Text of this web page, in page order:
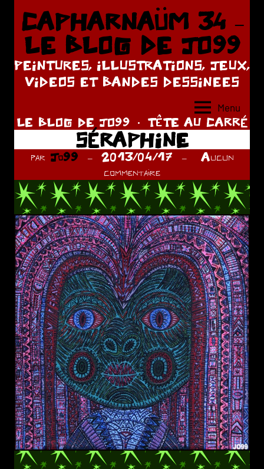
Aller
contenu
CAPHARNAÜM 34 –
LE BLOG DE JO99
PEINTURES, ILLUSTRATIONS, JEUX,
VIDEOS ET BANDES DESSINEES
Menu
LE BLOG DE JO99 TÊTE AU CARRÉ
SÉRAPHINE
par Jo99 2013/04/17
Aucun
commentaire